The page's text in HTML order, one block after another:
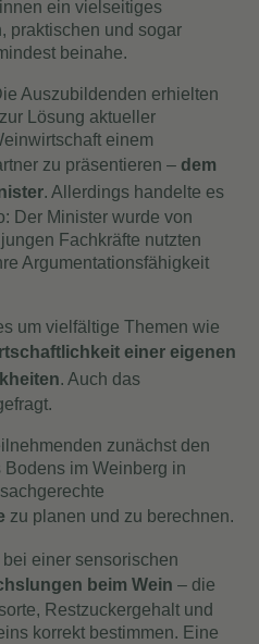
ein vielseitiges
praktischen und sogar
beinahe.
Auszubildenden erhielten
Lösung aktueller
einem
zu präsentieren – dem
. Allerdings handelte es
Der Minister wurde von
Fachkräfte nutzten
Argumentationsfähigkeit
um vielfältige Themen wie
einer eigenen
. Auch das
zunächst den
Bodens im Weinberg in
zu planen und zu berechnen.
einer sensorischen
beim Wein – die
Restzuckergehalt und
korrekt bestimmen. Eine